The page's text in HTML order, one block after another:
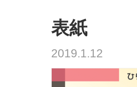
表紙
2019.1.12